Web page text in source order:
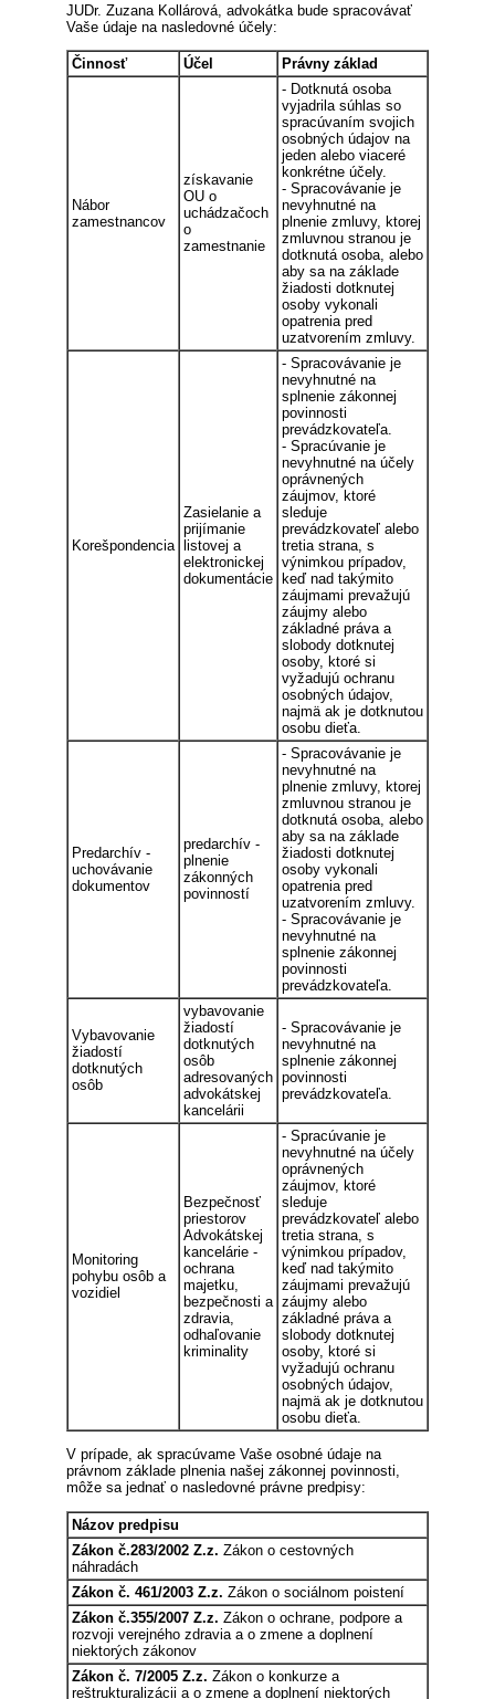
JUDr. Zuzana Kollárová, advokátka bude spracovávať
Vaše údaje na nasledovné účely:
Činnosť Účel Právny základ
Nábor
zamestnancov
získavanie
OU o
uchádzačoch
o
zamestnanie
- Dotknutá osoba
vyjadrila súhlas so
spracúvaním svojich
osobných údajov na
jeden alebo viaceré
konkrétne účely.
- Spracovávanie je
nevyhnutné na
plnenie zmluvy, ktorej
zmluvnou stranou je
dotknutá osoba, alebo
aby sa na základe
žiadosti dotknutej
osoby vykonali
opatrenia pred
uzatvorením zmluvy.
Korešpondencia
Zasielanie a
prijímanie
listovej a
elektronickej
dokumentácie
- Spracovávanie je
nevyhnutné na
splnenie zákonnej
povinnosti
prevádzkovateľa.
- Spracúvanie je
nevyhnutné na účely
oprávnených
záujmov, ktoré
sleduje
prevádzkovateľ alebo
tretia strana, s
výnimkou prípadov,
keď nad takýmito
záujmami prevažujú
záujmy alebo
základné práva a
slobody dotknutej
osoby, ktoré si
vyžadujú ochranu
osobných údajov,
najmä ak je dotknutou
osobu dieťa.
Predarchív -
uchovávanie
dokumentov
predarchív -
plnenie
zákonných
povinností
- Spracovávanie je
nevyhnutné na
plnenie zmluvy, ktorej
zmluvnou stranou je
dotknutá osoba, alebo
aby sa na základe
žiadosti dotknutej
osoby vykonali
opatrenia pred
uzatvorením zmluvy.
- Spracovávanie je
nevyhnutné na
splnenie zákonnej
povinnosti
prevádzkovateľa.
Vybavovanie
žiadostí
dotknutých
osôb
vybavovanie
žiadostí
dotknutých
osôb
adresovaných
advokátskej
kancelárii
- Spracovávanie je
nevyhnutné na
splnenie zákonnej
povinnosti
prevádzkovateľa.
Monitoring
pohybu osôb a
vozidiel
Bezpečnosť
priestorov
Advokátskej
kancelárie -
ochrana
majetku,
bezpečnosti a
zdravia,
odhaľovanie
kriminality
- Spracúvanie je
nevyhnutné na účely
oprávnených
záujmov, ktoré
sleduje
prevádzkovateľ alebo
tretia strana, s
výnimkou prípadov,
keď nad takýmito
záujmami prevažujú
záujmy alebo
základné práva a
slobody dotknutej
osoby, ktoré si
vyžadujú ochranu
osobných údajov,
najmä ak je dotknutou
osobu dieťa.
V prípade, ak spracúvame Vaše osobné údaje na
právnom základe plnenia našej zákonnej povinnosti,
môže sa jednať o nasledovné právne predpisy:
Názov predpisu
Zákon č.283/2002 Z.z. Zákon o cestovných
náhradách
Zákon č. 461/2003 Z.z. Zákon o sociálnom poistení
Zákon č.355/2007 Z.z. Zákon o ochrane, podpore a
rozvoji verejného zdravia a o zmene a doplnení
niektorých zákonov
Zákon č. 7/2005 Z.z. Zákon o konkurze a
reštrukturalizácii a o zmene a doplnení niektorých